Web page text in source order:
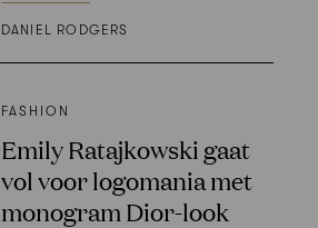
DANIEL RODGERS
FASHION
Emily Ratajkowski gaat
vol voor logomania met
monogram Dior-look